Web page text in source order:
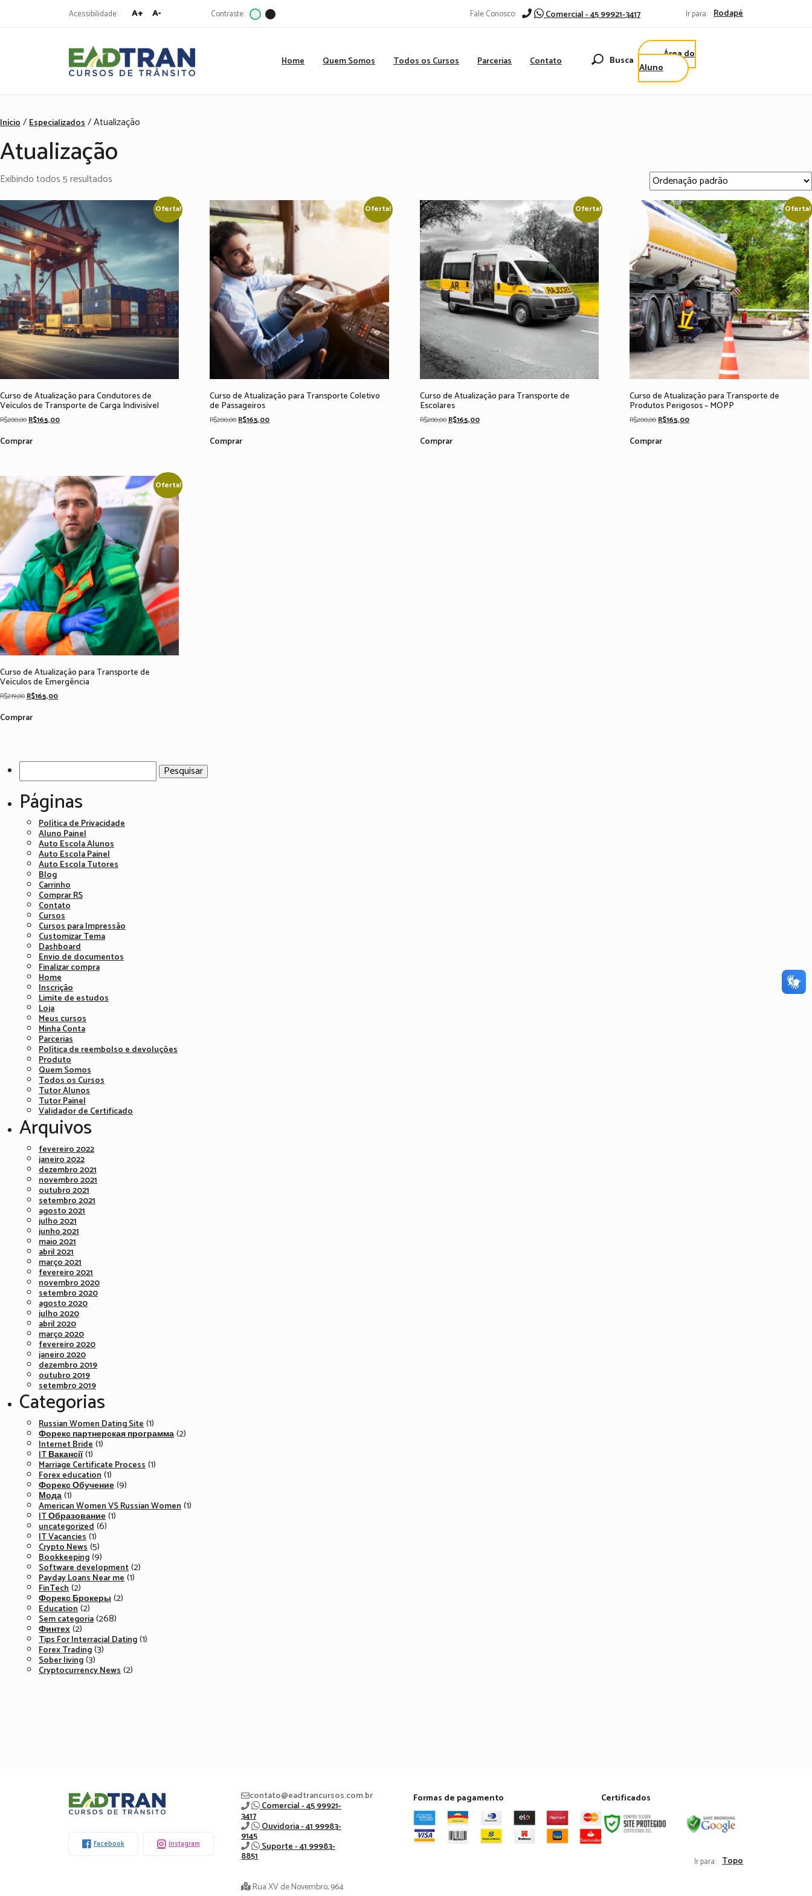
Acessibilidade: A+ A- Contraste: Fale Conosco: Comercial - 45 99921-3417 Ir para: Rodapé
Eadtran
- Home Quem Somos Todos os Cursos Parcerias Contato Busca
Área do
Aluno
Início/Especializados/ Atualização
Atualização
Exibindo todos 5 resultados
Oferta!
Curso de Atualização para Condutores de
Veículos de Transporte de Carga Indivisível
R$200,00 Original
was:
R$165,00Current
Comprar
Oferta!
Curso de Atualização para Transporte Coletivo
de Passageiros
R$200,00Original
was:
R$165,00Current
Comprar
Oferta!
Curso de Atualização para Transporte de
Escolares
R$200,00 Original
was:
R$165,00Current
Comprar
Oferta!
Curso de Atualização para Transporte de
Produtos Perigosos – MOPP
R$200,00Original
was:
R$165,00Current
Comprar
Oferta!
Curso de Atualização para Transporte de
Veículos de Emergência
R$219,00 Original
was:
R$165,00Current
Comprar
Pesquisar
Páginas
Política de Privacidade
Aluno Painel
Auto Escola Alunos
Auto Escola Painel
Auto Escola Tutores
Blog
Carrinho
Comprar RS
Contato
Cursos
Cursos para Impressão
Customizar Tema
Dashboard
Envio de documentos
Finalizar compra
Home
Inscrição
Limite de estudos
Loja
Meus cursos
Minha Conta
Parcerias
Política de reembolso e devoluções
Produto
Quem Somos
Todos os Cursos
Tutor Alunos
Tutor Painel
Validador de Certificado
Arquivos
fevereiro 2022
janeiro 2022
dezembro 2021
novembro 2021
outubro 2021
setembro 2021
agosto 2021
julho 2021
junho 2021
maio 2021
abril 2021
março 2021
fevereiro 2021
novembro 2020
setembro 2020
agosto 2020
julho 2020
abril 2020
março 2020
fevereiro 2020
janeiro 2020
dezembro 2019
outubro 2019
setembro 2019
Categorias
Russian Women Dating Site(1)
Форекс партнерская программа(2)
Internet Bride(1)
IT Вакансії(1)
Marriage Certificate Process(1)
Forex education(1)
Форекс Обучение(9)
Мода(1)
American Women VS Russian Women(1)
IT Образование(1)
uncategorized(6)
IT Vacancies(1)
Crypto News(5)
Bookkeeping(9)
Software development(2)
Payday Loans Near me(1)
FinTech(2)
Форекс Брокеры(2)
Education(2)
Sem categoria(268)
Финтех(2)
Tips For Interracial Dating(1)
Forex Trading(3)
Sober living(3)
Cryptocurrency News(2)
Eadtran
-
Facebook Instagram
contato@eadtrancursos.com.br
Comercial - 45 99921-
3417
Ouvidoria - 41 99983-
9145
Suporte - 41 99983-
8851
Rua XV de Novembro, 964
Formas de pagamento Certificados
Ir para: Topo